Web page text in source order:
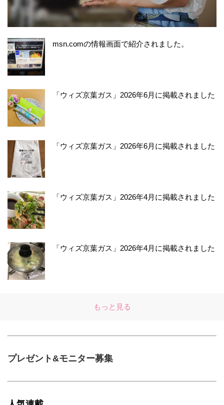
msn.comの情報画面で紹介されました。
「ウィズ京葉ガス」2026年6月に掲載されました
「ウィズ京葉ガス」2026年6月に掲載されました
「ウィズ京葉ガス」2026年4月に掲載されました
「ウィズ京葉ガス」2026年4月に掲載されました
もっと見る
プレゼント&モニター募集